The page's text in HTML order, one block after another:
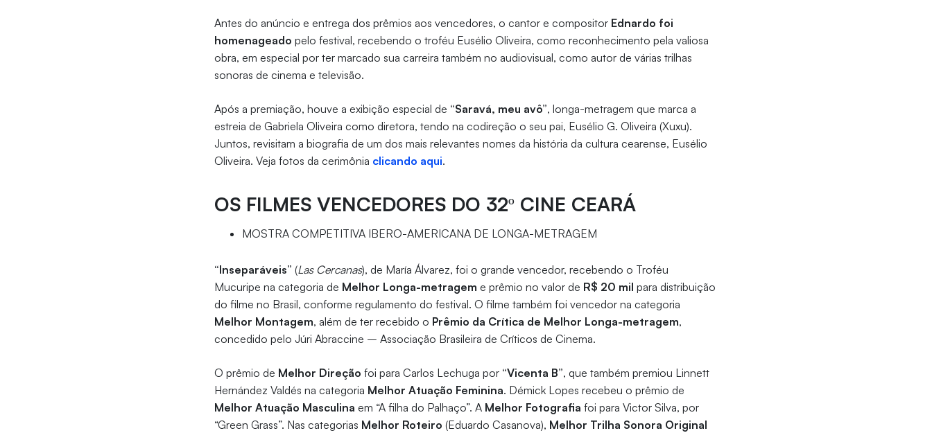
Antes do anúncio e entrega dos prêmios aos vencedores, o cantor e compositor Ednardo foi
homenageado pelo festival, recebendo o troféu Eusélio Oliveira, como reconhecimento pela valiosa
obra, em especial por ter marcado sua carreira também no audiovisual, como autor de várias trilhas
sonoras de cinema e televisão.
Após a premiação, houve a exibição especial de “Saravá, meu avô”, longa-metragem que marca a
estreia de Gabriela Oliveira como diretora, tendo na codireção o seu pai, Eusélio G. Oliveira (Xuxu).
Juntos, revisitam a biografia de um dos mais relevantes nomes da história da cultura cearense, Eusélio
Oliveira. Veja fotos da cerimônia clicando aqui.
OS FILMES VENCEDORES DO 32º CINE CEARÁ
MOSTRA COMPETITIVA IBERO-AMERICANA DE LONGA-METRAGEM
“Inseparáveis” (Las Cercanas), de María Álvarez, foi o grande vencedor, recebendo o Troféu
Mucuripe na categoria de Melhor Longa-metragem e prêmio no valor de R$ 20 mil para distribuição
do filme no Brasil, conforme regulamento do festival. O filme também foi vencedor na categoria
Melhor Montagem, além de ter recebido o Prêmio da Crítica de Melhor Longa-metragem,
concedido pelo Júri Abraccine – Associação Brasileira de Críticos de Cinema.
O prêmio de Melhor Direçãofoi para Carlos Lechuga por “Vicenta B”, que também premiou Linnett
Hernández Valdés na categoria Melhor Atuação Feminina. Démick Lopes recebeu o prêmio de
Melhor Atuação Masculinaem “A filha do Palhaço”. A Melhor Fotografia foi para Victor Silva, por
“Green Grass”. Nas categorias Melhor Roteiro (Eduardo Casanova), Melhor Trilha Sonora Original